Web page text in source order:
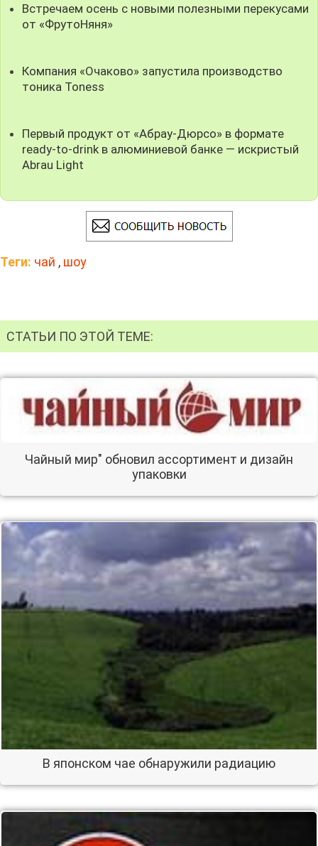
Встречаем осень с новыми полезными перекусами
от «ФрутоНяня»
Компания «Очаково» запустила производство
тоника Toness
Первый продукт от «Абрау-Дюрсо» в формате
ready-to-drink в алюминиевой банке — искристый
Abrau Light
Теги: чай , шоу
СТАТЬИ ПО ЭТОЙ ТЕМЕ:
Чайный мир" обновил ассортимент и дизайн
упаковки
В японском чае обнаружили радиацию